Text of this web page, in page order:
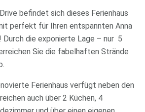
befindet sich dieses Ferienhaus
perfekt für Ihren entspannten Anna
Durch die exponierte Lage – nur 5
Sie die fabelhaften Strände
Ferienhaus verfügt neben den
auch über 2 Küchen, 4